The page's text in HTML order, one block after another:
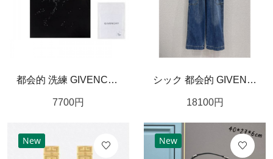
都会的 洗練 GIVENCHY ジバンシィ コピー Tシャツ 軽量素材 人気モデル
7700円
シック 都会的 GIVENCHY ジバンシィ スーパーコピー デニムパンツ 上品
18100円
New New